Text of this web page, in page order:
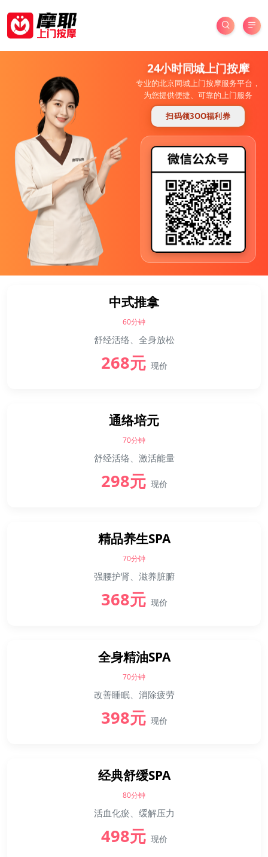
24小时同城上门按摩
专业的北京同城上门按摩服务平台，
为您提供便捷、可靠的上门服务
扫码领3OO福利券
中式推拿
60分钟
舒经活络、全身放松
268元 现价
通络培元
70分钟
舒经活络、激活能量
298元 现价
精品养生SPA
70分钟
强腰护肾、滋养脏腑
368元 现价
全身精油SPA
70分钟
改善睡眠、消除疲劳
398元 现价
经典舒缓SPA
80分钟
活血化瘀、缓解压力
498元 现价